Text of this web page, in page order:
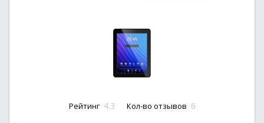
Рейтинг 4.3 Кол-во отзывов 6